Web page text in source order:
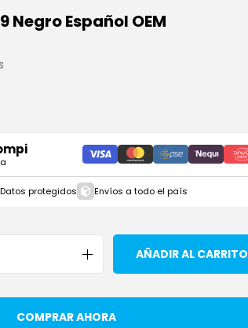
Negro Español OEM
Datos protegidos Envíos a todo el país
AÑADIR AL CARRITO
COMPRAR AHORA